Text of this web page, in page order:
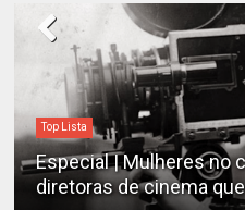
Top Lista
Especial | Mulheres no
diretoras de cinema